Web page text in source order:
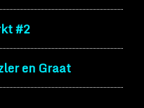
#2
en Graat